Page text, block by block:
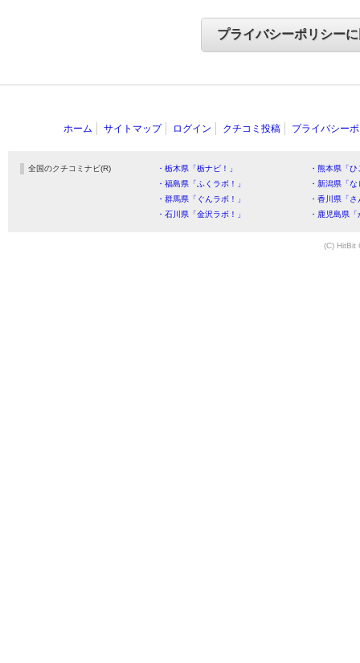
ホーム サイトマップ ログイン クチコミ投稿 プライバシー
全国のクチコミナビ(R) ・栃木県「栃ナビ！」
・熊本県「
・福島県「ふくラボ！」
・新潟県「
・群馬県「ぐんラボ！」
・香川県「
・石川県「金沢ラボ！」
・鹿児島県
(C) HitBit